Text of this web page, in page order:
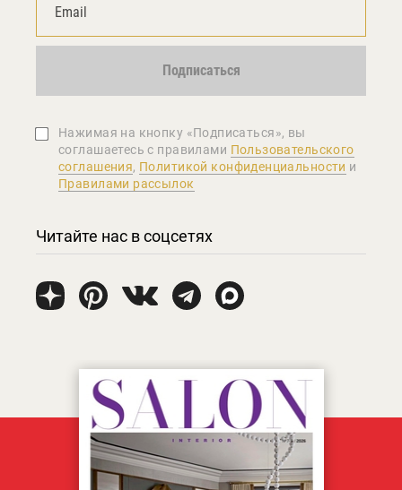
Подписаться
Нажимая на кнопку «Подписаться», вы
соглашаетеcь с правилами Пользовательского
соглашения, Политикой конфиденциальности и
Правилами рассылок
Читайте нас в соцсетях